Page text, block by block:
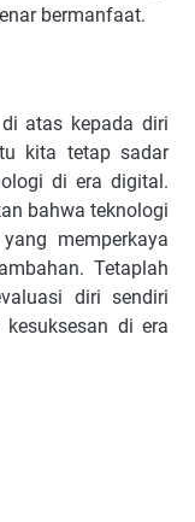
bermanfaat.
atas kepada diri
kita tetap sadar
di era digital.
bahwa teknologi
memperkaya
Tetaplah
diri sendiri
di era